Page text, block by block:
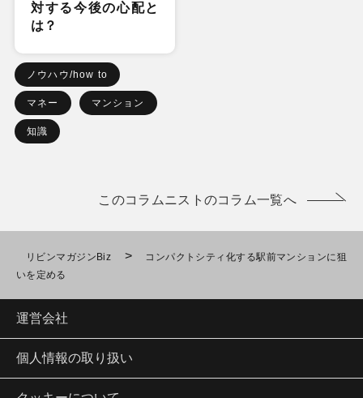
対する今後の心配と
は？
ノウハウ/how to
マネー マンション
知識
このコラムニストのコラム一覧へ
リビンマガジンBiz >
コンパクトシティ化する駅前マンションに狙
いを定める
運営会社
個人情報の取り扱い